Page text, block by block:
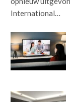
International…